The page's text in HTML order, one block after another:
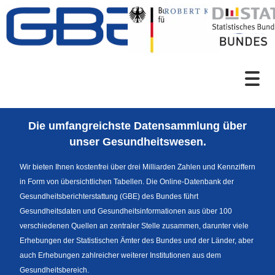
Zum Inhalt
Sprachumschaltung
News
Die umfangreichste Datensammlung über
unser Gesundheitswesen.
Wir bieten Ihnen kostenfrei über drei Milliarden Zahlen und Kennziffern
in Form von übersichtlichen Tabellen. Die Online-Datenbank der
Gesundheitsberichterstattung (GBE) des Bundes führt
Gesundheitsdaten und Gesundheitsinformationen aus über 100
verschiedenen Quellen an zentraler Stelle zusammen, darunter viele
Erhebungen der Statistischen Ämter des Bundes und der Länder, aber
auch Erhebungen zahlreicher weiterer Institutionen aus dem
Gesundheitsbereich.